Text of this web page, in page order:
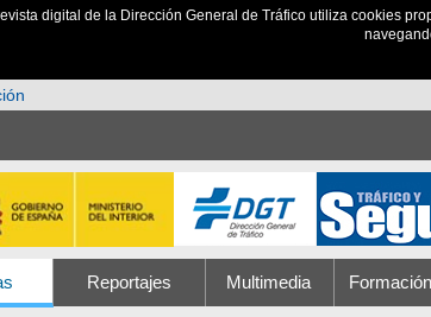
digital de la Dirección General de Tráfico utiliza cookies
Reportajes Multimedia